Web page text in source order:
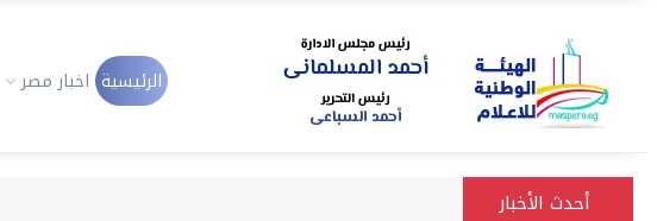
الرئيسية اخبار مصر
أحدث الأخبار